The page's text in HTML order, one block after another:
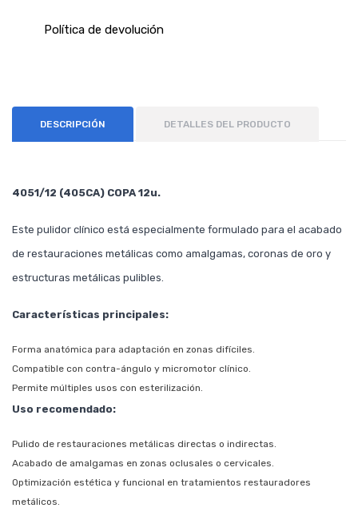
Política de devolución
DESCRIPCIÓN DETALLES DEL PRODUCTO
4051/12 (405CA) COPA 12u.
Este pulidor clínico está especialmente formulado para el acabado
de restauraciones metálicas como amalgamas, coronas de oro y
estructuras metálicas pulibles.
Características principales:
Forma anatómica para adaptación en zonas difíciles.
Compatible con contra-ángulo y micromotor clínico.
Permite múltiples usos con esterilización.
Uso recomendado:
Pulido de restauraciones metálicas directas o indirectas.
Acabado de amalgamas en zonas oclusales o cervicales.
Optimización estética y funcional en tratamientos restauradores
metálicos.